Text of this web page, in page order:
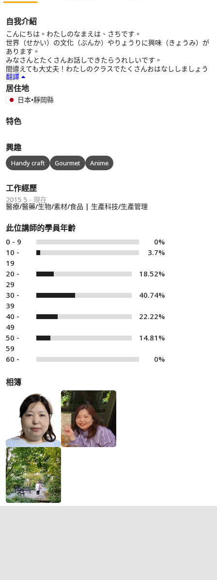
自我介紹
こんにちは。わたしのなまえは、さちです。
世界（せかい）の文化（ぶんか）やりょうりに興味（きょうみ）が
あります。
みなさんとたくさんお話しできたらうれしいです。
間違えても大丈夫！わたしのクラスでたくさんおはなししましょう
翻譯
居住地
日本•靜岡縣
特色
興趣
Handy craft Gourmet Anime
工作經歷
2015 5 - 現在
醫療/醫藥/生物/素材/食品 | 生產科技/生產管理
此位講師的學員年齡
0 - 9
0%
10 -
19
3.7%
20 -
29
18.52%
30 -
39
40.74%
40 -
49
22.22%
50 -
59
14.81%
60 - 0%
相簿